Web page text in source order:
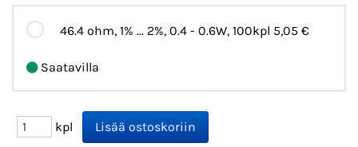
46.4 ohm, 1% ... 2%, 0.4 - 0.6W, 100kpl 5,05 €
Saatavilla
kpl